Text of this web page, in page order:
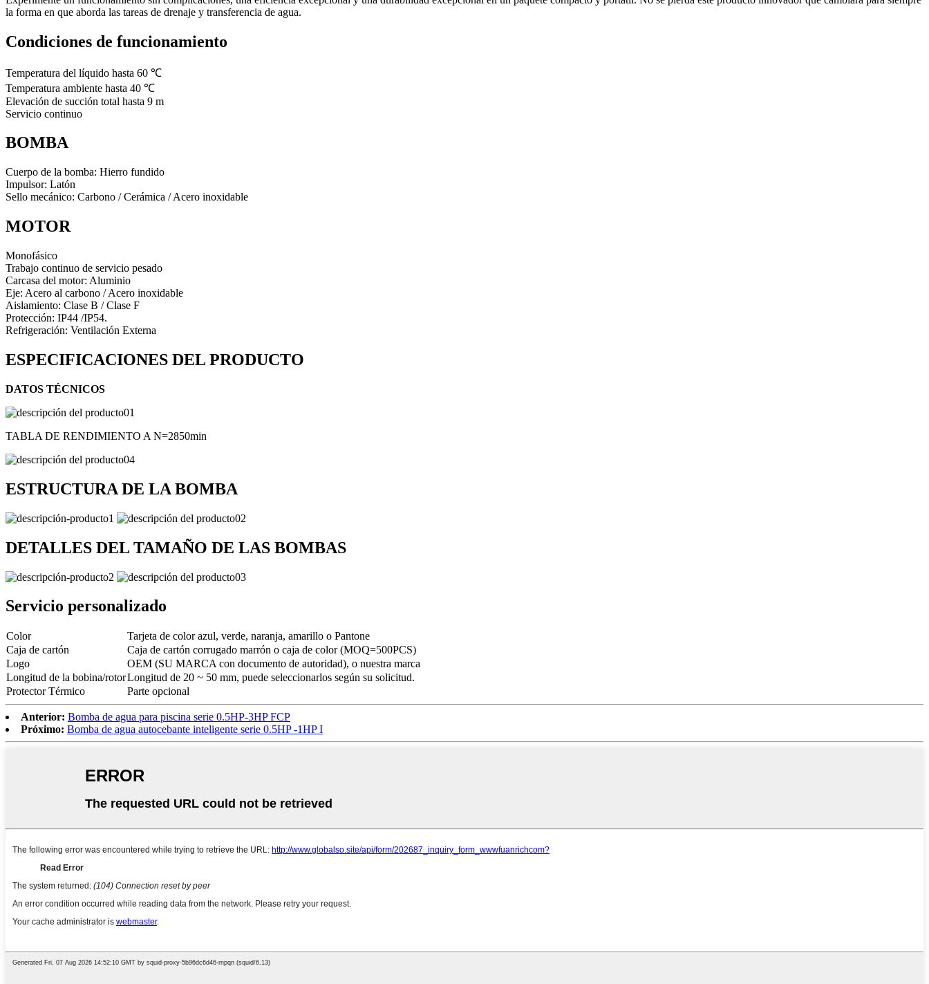
la forma en que aborda las tareas de drenaje y transferencia de agua.
Condiciones de funcionamiento
Temperatura del líquido hasta 60 ℃
Temperatura ambiente hasta 40 ℃
Elevación de succión total hasta 9 m
Servicio continuo
BOMBA
Cuerpo de la bomba: Hierro fundido
Impulsor: Latón
Sello mecánico: Carbono / Cerámica / Acero inoxidable
MOTOR
Monofásico
Trabajo continuo de servicio pesado
Carcasa del motor: Aluminio
Eje: Acero al carbono / Acero inoxidable
Aislamiento: Clase B / Clase F
Protección: IP44 /IP54.
Refrigeración: Ventilación Externa
ESPECIFICACIONES DEL PRODUCTO
DATOS TÉCNICOS
TABLA DE RENDIMIENTO A N=2850min
ESTRUCTURA DE LA BOMBA
DETALLES DEL TAMAÑO DE LAS BOMBAS
Servicio personalizado
Color
Tarjeta de color azul, verde, naranja, amarillo o Pantone
Caja de cartón
Caja de cartón corrugado marrón o caja de color (MOQ=500PCS)
Logo
OEM (SU MARCA con documento de autoridad), o nuestra marca
Longitud de la bobina/rotorLongitud de 20 ~ 50 mm, puede seleccionarlos según su solicitud.
Protector Térmico
Parte opcional
Anterior: Bomba de agua para piscina serie 0.5HP-3HP FCP
Próximo: Bomba de agua autocebante inteligente serie 0.5HP -1HP I